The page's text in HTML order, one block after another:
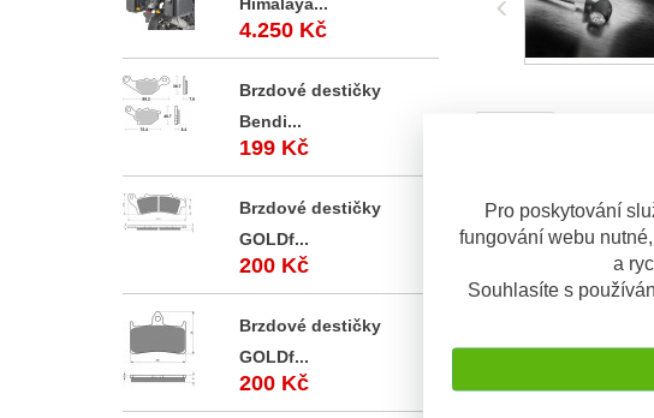
Pro poskytování
fungování webu
a
Souhlasíte s
Popis výrobku
Miniblinkr / zadní
Extra malé
Zároveň jsou
ECE
Kvalitní kovové
4.250 Kč
Brzdové destičky
Bendi...
199 Kč
Brzdové destičky
GOLDf...
200 Kč
Brzdové destičky
GOLDf...
200 Kč